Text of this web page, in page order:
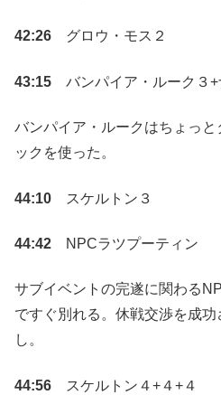
42:26 グロウ・モス２
43:15 バンパイア・ルーク３+
バンパイア・ルークはちょっ
ックを使った。
44:10 スケルトン３
44:42 NPCラツプーティン
サブイベントの完遂に関わる
ですぐ別れる。休戦交渉を成
し。
44:56 スケルトン４+４+４